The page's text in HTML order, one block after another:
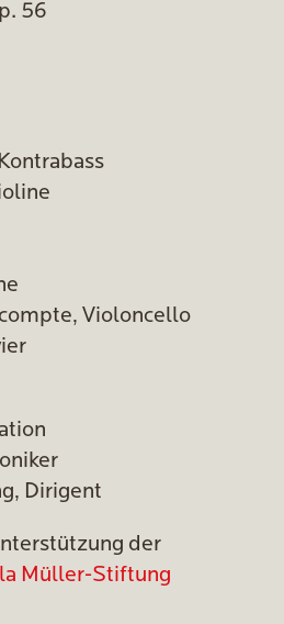
56
Violoncello
Dirigent
der
Müller-Stiftung